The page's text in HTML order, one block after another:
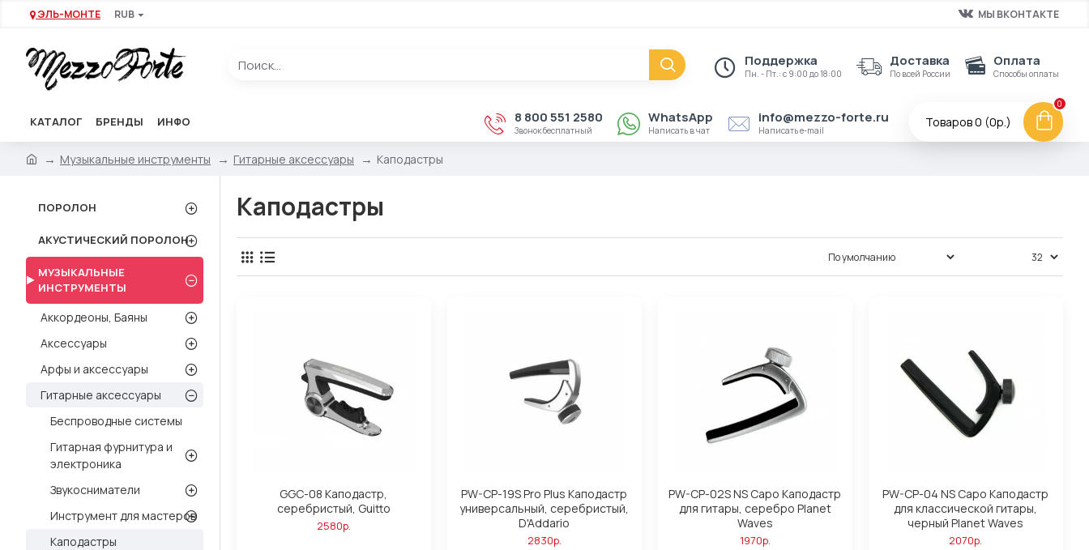
ЭЛЬ-МОНТЕ RUB МЫ ВКОНТАКТЕ
Поддержка
Пн. - Пт.: с 9:00 до 18:00
Доставка
По всей России
Оплата
Способы оплаты
КАТАЛОГ БРЕНДЫ ИНФО 8 800 551 2580
Звонок бесплатный
WhatsApp
Написать в чат
info@mezzo-forte.ru
Написать e-mail
Товаров 0 (0р.)
0
Музыкальные инструменты Гитарные аксессуары Каподастры
ПОРОЛОН
АКУСТИЧЕСКИЙ ПОРОЛОН
МУЗЫКАЛЬНЫЕ
ИНСТРУМЕНТЫ
Аккордеоны, Баяны
Аксессуары
Арфы и аксессуары
Гитарные аксессуары
Беспроводные системы
Гитарная фурнитура и
электроника
Звукосниматели
Инструмент для мастеров
Каподастры
Каподастры
GGC-08 Каподастр,
серебристый, Guitto
2580р.
PW-CP-19S Pro Plus Каподастр
универсальный, серебристый,
D'Addario
2830р.
PW-CP-02S NS Capo Каподастр
для гитары, серебро Planet
Waves
1970р.
PW-CP-04 NS Capo Каподастр
для классической гитары,
черный Planet Waves
2070р.